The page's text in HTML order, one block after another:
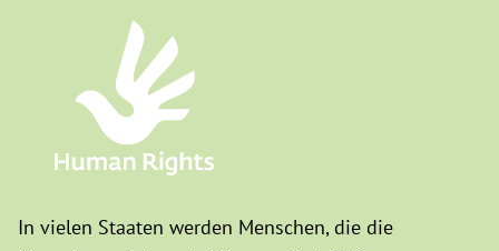
In vielen Staaten werden Menschen, die die